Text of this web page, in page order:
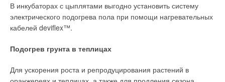
В инкубаторах с цыплятами выгодно установить систему
электрического подогрева пола при помощи нагревательных
кабелей deviflex™.
Подогрев грунта в теплицах
Для ускорения роста и репродуцирования растений в